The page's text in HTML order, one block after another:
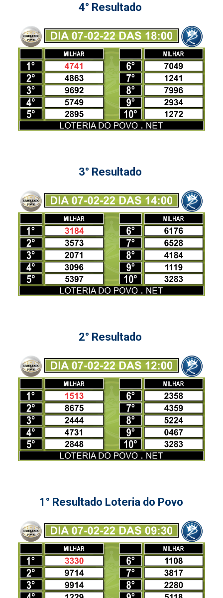
4° Resultado
3° Resultado
2° Resultado
1° Resultado Loteria do Povo